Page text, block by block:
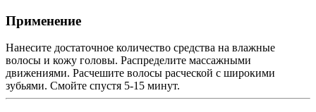
Применение
Нанесите достаточное количество средства на влажные
волосы и кожу головы. Распределите массажными
движениями. Расчешите волосы расческой с широкими
зубьями. Смойте спустя 5-15 минут.